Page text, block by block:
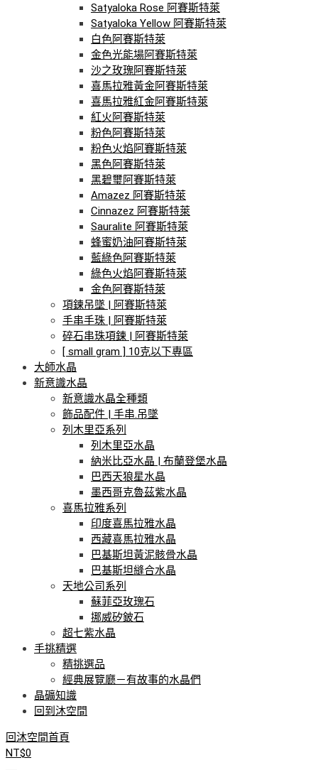
Satyaloka Rose 阿賽斯特萊
Satyaloka Yellow 阿賽斯特萊
白色阿賽斯特萊
金色光能場阿賽斯特萊
沙之玫瑰阿賽斯特萊
喜馬拉雅黃金阿賽斯特萊
喜馬拉雅紅金阿賽斯特萊
紅火阿賽斯特萊
粉色阿賽斯特萊
粉色火焰阿賽斯特萊
黑色阿賽斯特萊
黑碧璽阿賽斯特萊
Amazez 阿賽斯特萊
Cinnazez 阿賽斯特萊
Sauralite 阿賽斯特萊
蜂蜜奶油阿賽斯特萊
藍綠色阿賽斯特萊
綠色火焰阿賽斯特萊
金色阿賽斯特萊
項鍊吊墜 | 阿賽斯特萊
手串手珠 | 阿賽斯特萊
碎石串珠項鍊 | 阿賽斯特萊
[ small gram ] 10克以下專區
大師水晶
新意識水晶
新意識水晶全種類
飾品配件 | 手串.吊墜
列木里亞系列
列木里亞水晶
納米比亞水晶 | 布蘭登堡水晶
巴西天狼星水晶
墨西哥克魯茲紫水晶
喜馬拉雅系列
印度喜馬拉雅水晶
西藏喜馬拉雅水晶
巴基斯坦黃泥骸骨水晶
巴基斯坦縫合水晶
天地公司系列
蘇菲亞玫瑰石
挪威矽鈹石
超七紫水晶
手挑精選
精挑選品
經典展覽廳－有故事的水晶們
晶礦知識
回到沐空間
回沐空間首頁
NT$0